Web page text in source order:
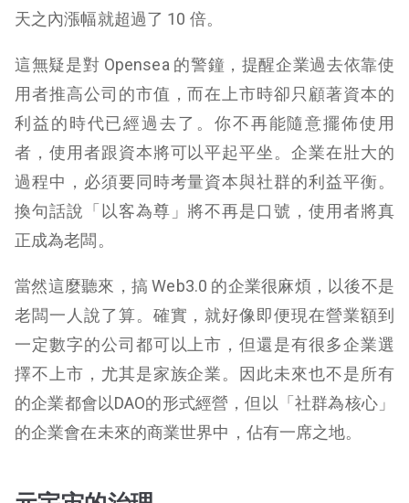
天之內漲幅就超過了 10 倍。
這無疑是對 Opensea 的警鐘，提醒企業過去依靠使
用者推高公司的市值，而在上市時卻只顧著資本的
利益的時代已經過去了。你不再能隨意擺佈使用
者，使用者跟資本將可以平起平坐。企業在壯大的
過程中，必須要同時考量資本與社群的利益平衡。
換句話說「以客為尊」將不再是口號，使用者將真
正成為老闆。
當然這麼聽來，搞 Web3.0 的企業很麻煩，以後不是
老闆一人說了算。確實，就好像即便現在營業額到
一定數字的公司都可以上市，但還是有很多企業選
擇不上市，尤其是家族企業。因此未來也不是所有
的企業都會以DAO的形式經營，但以「社群為核心」
的企業會在未來的商業世界中，佔有一席之地。